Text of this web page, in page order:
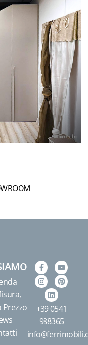
Prezzo
+39 0541
988365